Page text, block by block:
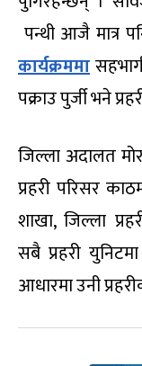
पन्थी आजै मात्र
कार्यक्रममा
पक्राउ पुर्जी भने
जिल्ला अदालत
प्रहरी परिसर
शाखा, जिल्ला
सबै प्रहरी
आधारमा उनी